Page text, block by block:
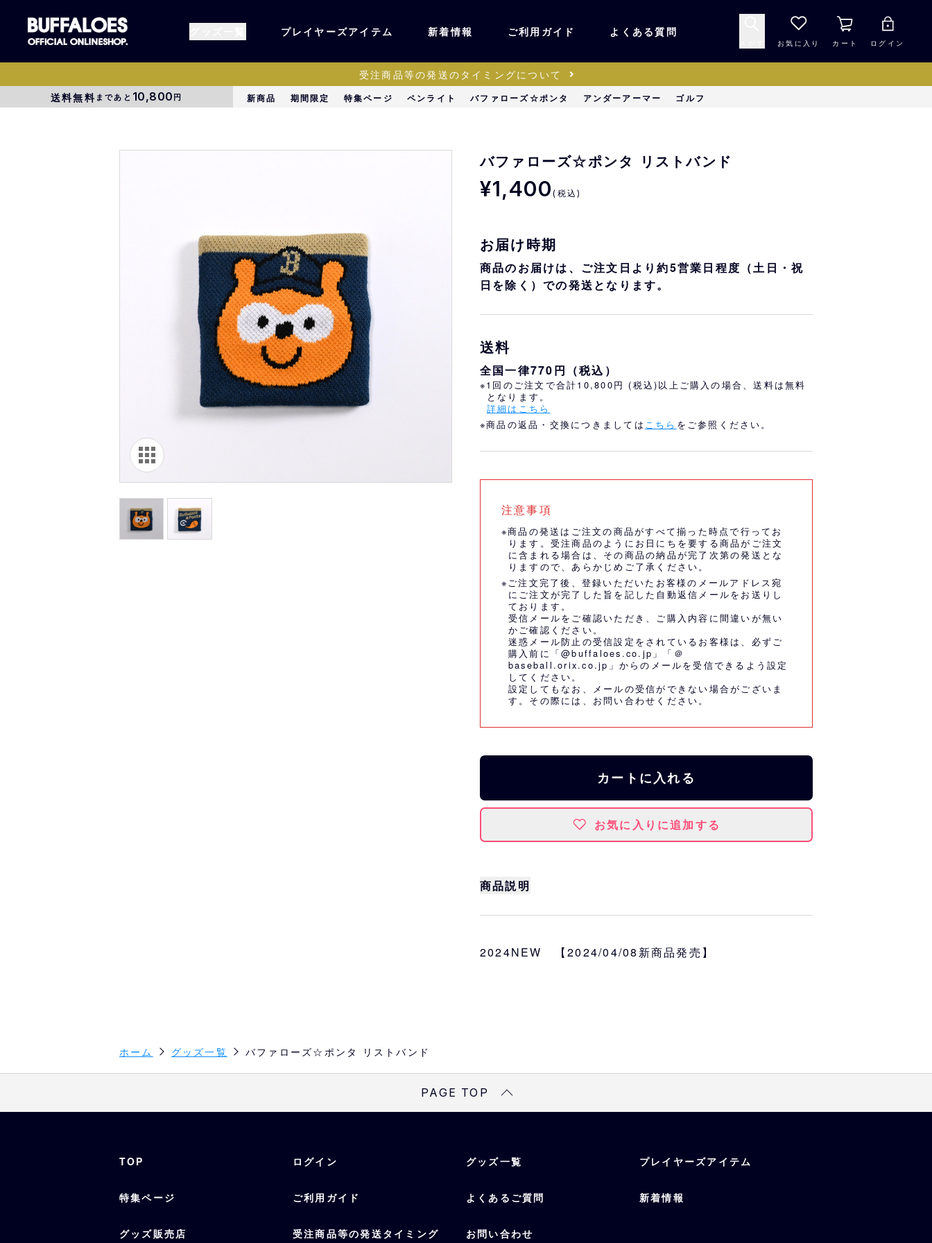
すべてのグッズ オーセンティック
ユニフォーム・ワッ
キャップ・ヘルメッ
タオル各種 アパレル キッズ・ベビー バッグ
ステーショナリー・
EC限定販売 キーホルダー シークレット 1000円未満
オリ達におすすめ オリ姫におすすめ オリっこにおすすめ SPECIAL PRICE
プレイヤーズアイテム 新着情報 ご利用ガイド よくある質問
お気に入り カート ログイン
受注商品等の発送のタイミングについて
送料無料まであと 10,800円 新商品 期間限定 特集ページ ペンライト バファローズ☆ポンタ アンダーアーマー ゴルフ
バファローズ☆ポンタ リストバンド
¥1,400(税込)
お届け時期
商品のお届けは、ご注文日より約5営業日程度（土日・祝
日を除く）での発送となります。
送料
全国一律770円（税込）
※1回のご注文で合計10,800円 (税込)以上ご購入の場合、送料は無料
となります。
詳細はこちら
※商品の返品・交換につきましては こちら をご参照ください。
注意事項
※商品の発送はご注文の商品がすべて揃った時点で行ってお
ります。受注商品のようにお日にちを要する商品がご注文
に含まれる場合は、その商品の納品が完了次第の発送とな
りますので、あらかじめご了承ください。
※ご注文完了後、登録いただいたお客様のメールアドレス宛
にご注文が完了した旨を記した自動返信メールをお送りし
ております。
受信メールをご確認いただき、ご購入内容に間違いが無い
かご確認ください。
迷惑メール防止の受信設定をされているお客様は、必ずご
購入前に「@buffaloes.co.jp」「＠
baseball.orix.co.jp」からのメールを受信できるよう設定
してください。
設定してもなお、メールの受信ができない場合がございま
す。その際には、 お問い合わせください。
カートに入れる
お気に入りに追加する
商品説明
裏面のちょこんとおヘソとしっぽのイラストがかわいいリ
サイズ
2024NEW 【2024/04/08新商品発売】
ホーム グッズ一覧 バファローズ☆ポンタ リストバンド
PAGE TOP
TOP ログイン グッズ一覧 プレイヤーズアイテム
特集ページ ご利用ガイド よくあるご質問 新着情報
グッズ販売店 受注商品等の発送タイミング お問い合わせ